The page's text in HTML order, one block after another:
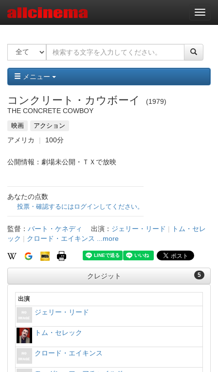
ナ
ビ
ー
ョ
ン
メニュー
コンクリート・カウボーイ
1979
THE CONCRETE COWBOY
映画 アクション
アメリカ 100分
公開情報：劇場未公開・ＴＸで放映
あなたの点数
投票・確認するにはログインしてください。
監督： バート・ケネディ 出演： ジェリー・リード |
トム・セレ
ック | クロード・エイキンス ...more
5
クレジット
出演
ジェリー・リード
トム・セレック
クロード・エイキンス